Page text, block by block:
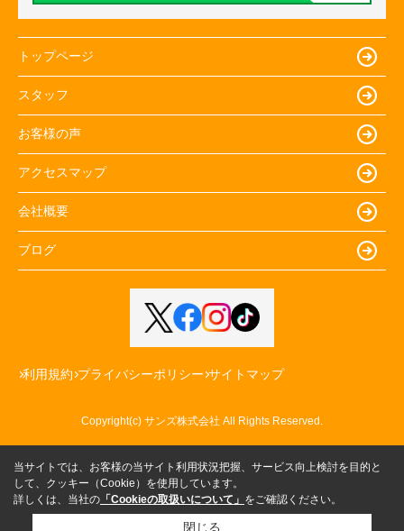
トップページ
スタッフ
お客様の声
アクセスマップ
会社概要
ブログ
利用規約 プライバシーポリシー サイトマップ
Copyright(c) サンズ株式会社 All Rights Reserved.
当サイトでは、お客様の当サイト利用状況把握、サービス向上検討を目的と
して、クッキー（Cookie）を使用しています。
詳しくは、当社の 「Cookieの取扱いについて」 をご確認ください。
閉じる